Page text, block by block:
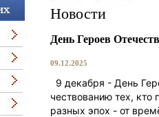
Новости
День Героев
09.12.2025
9 декабря - День
чествованию тех, кто
разных эпох - от